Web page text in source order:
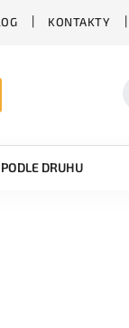
KONTAKTY
PODLE DRUHU PIVA